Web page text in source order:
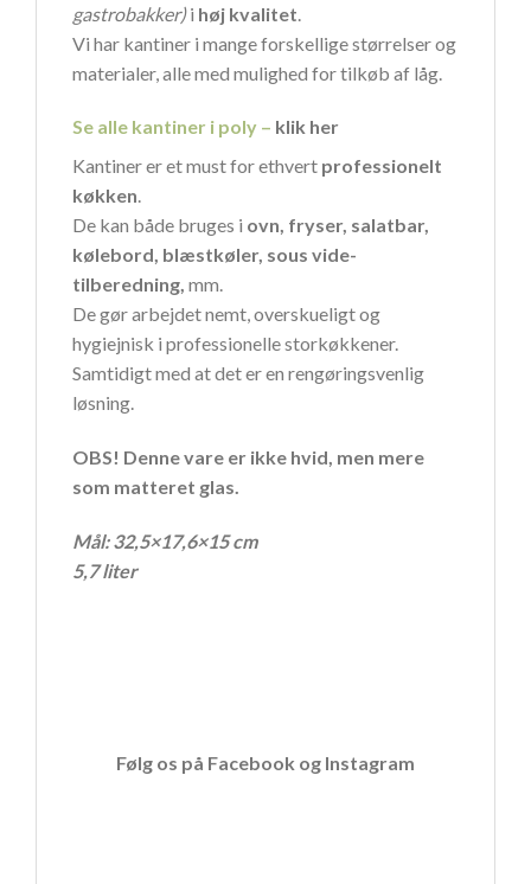
gastrobakker)i høj kvalitet
Vi har kantiner i mange forskellige størrelser og
materialer, alle med mulighed for tilkøb af låg.
Se alle kantiner i poly – klik her
Kantiner er et must for ethvert professionelt
køkken.
De kan både bruges i ovn, fryser, salatbar,
kølebord, blæstkøler, sous vide-
tilberedning, mm.
De gør arbejdet nemt, overskueligt og
hygiejnisk i professionelle storkøkkener.
Samtidigt med at det er en rengøringsvenlig
løsning.
OBS! Denne vare er ikke hvid, men mere
som matteret glas.
Mål: 32,5×17,6×15 cm
5,7 liter
Følg os på Facebook og Instagram